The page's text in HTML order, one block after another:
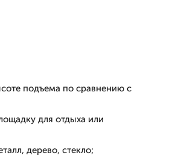
подъема по сравнению с
для отдыха или
дерево, стекло;